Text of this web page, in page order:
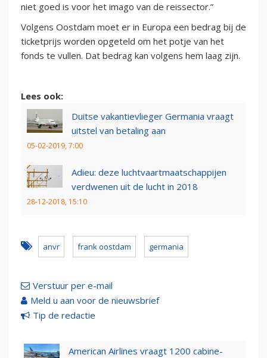
niet goed is voor het imago van de reissector.”
Volgens Oostdam moet er in Europa een bedrag bij de
ticketprijs worden opgeteld om het potje van het
fonds te vullen. Dat bedrag kan volgens hem laag zijn.
Lees ook:
Duitse vakantievlieger Germania vraagt
uitstel van betaling aan
05-02-2019, 7:00
Adieu: deze luchtvaartmaatschappijen
verdwenen uit de lucht in 2018
28-12-2018, 15:10
anvr frank oostdam germania
Verstuur per e-mail
Meld u aan voor de nieuwsbrief
Tip de redactie
American Airlines vraagt 1200 cabine-